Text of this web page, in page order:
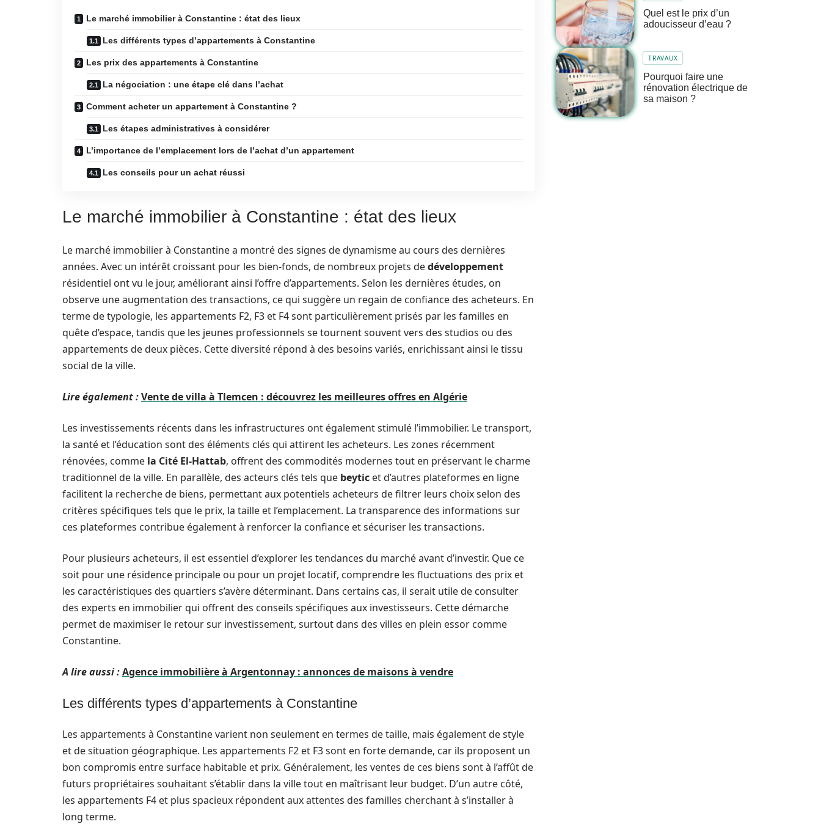
Le marché immobilier à Constantine : état des lieux
Les différents types d’appartements à Constantine
Les prix des appartements à Constantine
La négociation : une étape clé dans l’achat
Comment acheter un appartement à Constantine ?
Les étapes administratives à considérer
L’importance de l’emplacement lors de l’achat d’un appartement
Les conseils pour un achat réussi
Le marché immobilier à Constantine : état des lieux
Le marché immobilier à Constantine a montré des signes de dynamisme au cours des dernières
années. Avec un intérêt croissant pour les bien-fonds, de nombreux projets dedéveloppement
résidentiel ont vu le jour, améliorant ainsi l’offre d’appartements. Selon les dernières études, on
observe une augmentation des transactions, ce qui suggère un regain de confiance des acheteurs. En
terme de typologie, les appartements F2, F3 et F4 sont particulièrement prisés par les familles en
quête d’espace, tandis que les jeunes professionnels se tournent souvent vers des studios ou des
appartements de deux pièces. Cette diversité répond à des besoins variés, enrichissant ainsi le tissu
social de la ville.
Lire également :Vente de villa à Tlemcen : découvrez les meilleures offres en Algérie
Les investissements récents dans les infrastructures ont également stimulé l’immobilier. Le transport,
la santé et l’éducation sont des éléments clés qui attirent les acheteurs. Les zones récemment
rénovées, comme la Cité El-Hattab, offrent des commodités modernes tout en préservant le charme
traditionnel de la ville. En parallèle, des acteurs clés tels que beytic et d’autres plateformes en ligne
facilitent la recherche de biens, permettant aux potentiels acheteurs de filtrer leurs choix selon des
critères spécifiques tels que le prix, la taille et l’emplacement. La transparence des informations sur
ces plateformes contribue également à renforcer la confiance et sécuriser les transactions.
Pour plusieurs acheteurs, il est essentiel d’explorer les tendances du marché avant d’investir. Que ce
soit pour une résidence principale ou pour un projet locatif, comprendre les fluctuations des prix et
les caractéristiques des quartiers s’avère déterminant. Dans certains cas, il serait utile de consulter
des experts en immobilier qui offrent des conseils spécifiques aux investisseurs. Cette démarche
permet de maximiser le retour sur investissement, surtout dans des villes en plein essor comme
Constantine.
A lire aussi :Agence immobilière à Argentonnay : annonces de maisons à vendre
Les différents types d’appartements à Constantine
Les appartements à Constantine varient non seulement en termes de taille, mais également de style
et de situation géographique. Les appartements F2 et F3 sont en forte demande, car ils proposent un
bon compromis entre surface habitable et prix. Généralement, les ventes de ces biens sont à l’affût de
futurs propriétaires souhaitant s’établir dans la ville tout en maîtrisant leur budget. D’un autre côté,
les appartements F4 et plus spacieux répondent aux attentes des familles cherchant à s’installer à
long terme.
Quel est le prix d’un
adoucisseur d’eau ?
TRAVAUX
Pourquoi faire une
rénovation électrique de
sa maison ?